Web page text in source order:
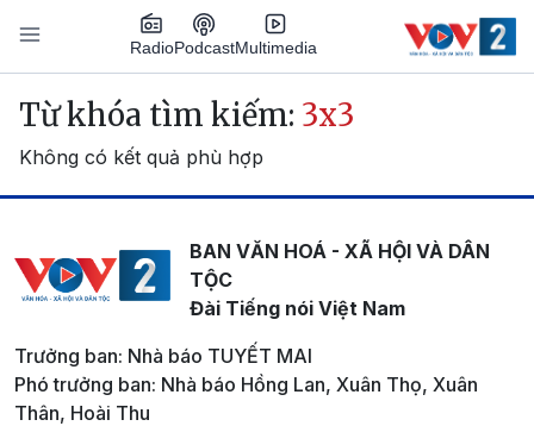
Nhảy đến nội dung
RadioPodcastMultimedia
Main navigation
Từ khóa tìm kiếm: 3x3
Không có kết quả phù hợp
BAN VĂN HOÁ - XÃ HỘI VÀ DÂN
TỘC
Đài Tiếng nói Việt Nam
Trưởng ban: Nhà báo TUYẾT MAI
Phó trưởng ban: Nhà báo Hồng Lan, Xuân Thọ, Xuân
Thân, Hoài Thu